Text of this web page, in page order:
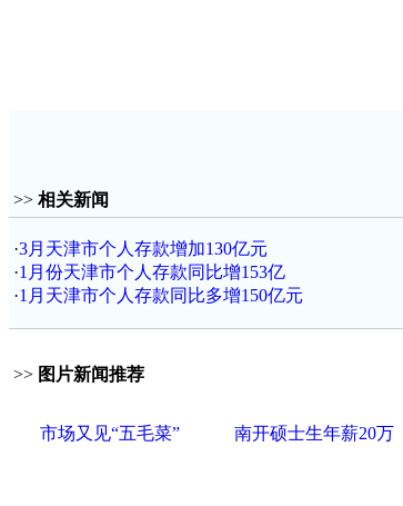
>> 相关新闻
·3月天津市个人存款增加130亿元
·1月份天津市个人存款同比增153亿
·1月天津市个人存款同比多增150亿元
>> 图片新闻推荐
市场又见“五毛菜” 南开硕士生年薪20万